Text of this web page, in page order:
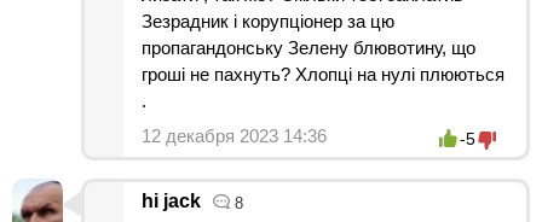
Зезрадник і корупціонер за цю
пропагандонську Зелену блювотину, що
гроші не пахнуть? Хлопці на нулі плюються
.
12 декабря 2023 14:36
-5
hi jack 8